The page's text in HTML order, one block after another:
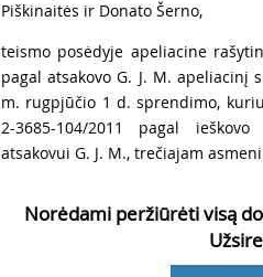
Piškinaitės ir Donato Šerno,
teismo posėdyje apeliacine
pagal atsakovo G. J. M. apeliacinį
m. rugpjūčio 1 d. sprendimo,
2-3685-104/2011 pagal
atsakovui G. J. M., trečiajam
Norėdami peržiūrėti visą